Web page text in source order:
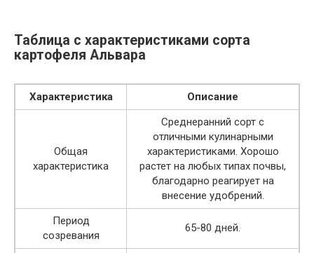
Таблица с характеристиками сорта
картофеля Альвара
Характеристика Описание
Общая
характеристика
Среднеранний сорт с
отличными кулинарными
характеристиками. Хорошо
растет на любых типах почвы,
благодарно реагирует на
внесение удобрений.
Период
созревания
65-80 дней.